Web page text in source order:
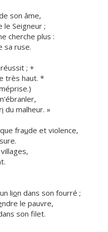
son âme,
le Seigneur ;
cherche plus :
sa ruse.
; +
très haut. *
i du malheur. »
fraude et violence,
lion dans son fourré ;
ndre le pauvre,
son filet.